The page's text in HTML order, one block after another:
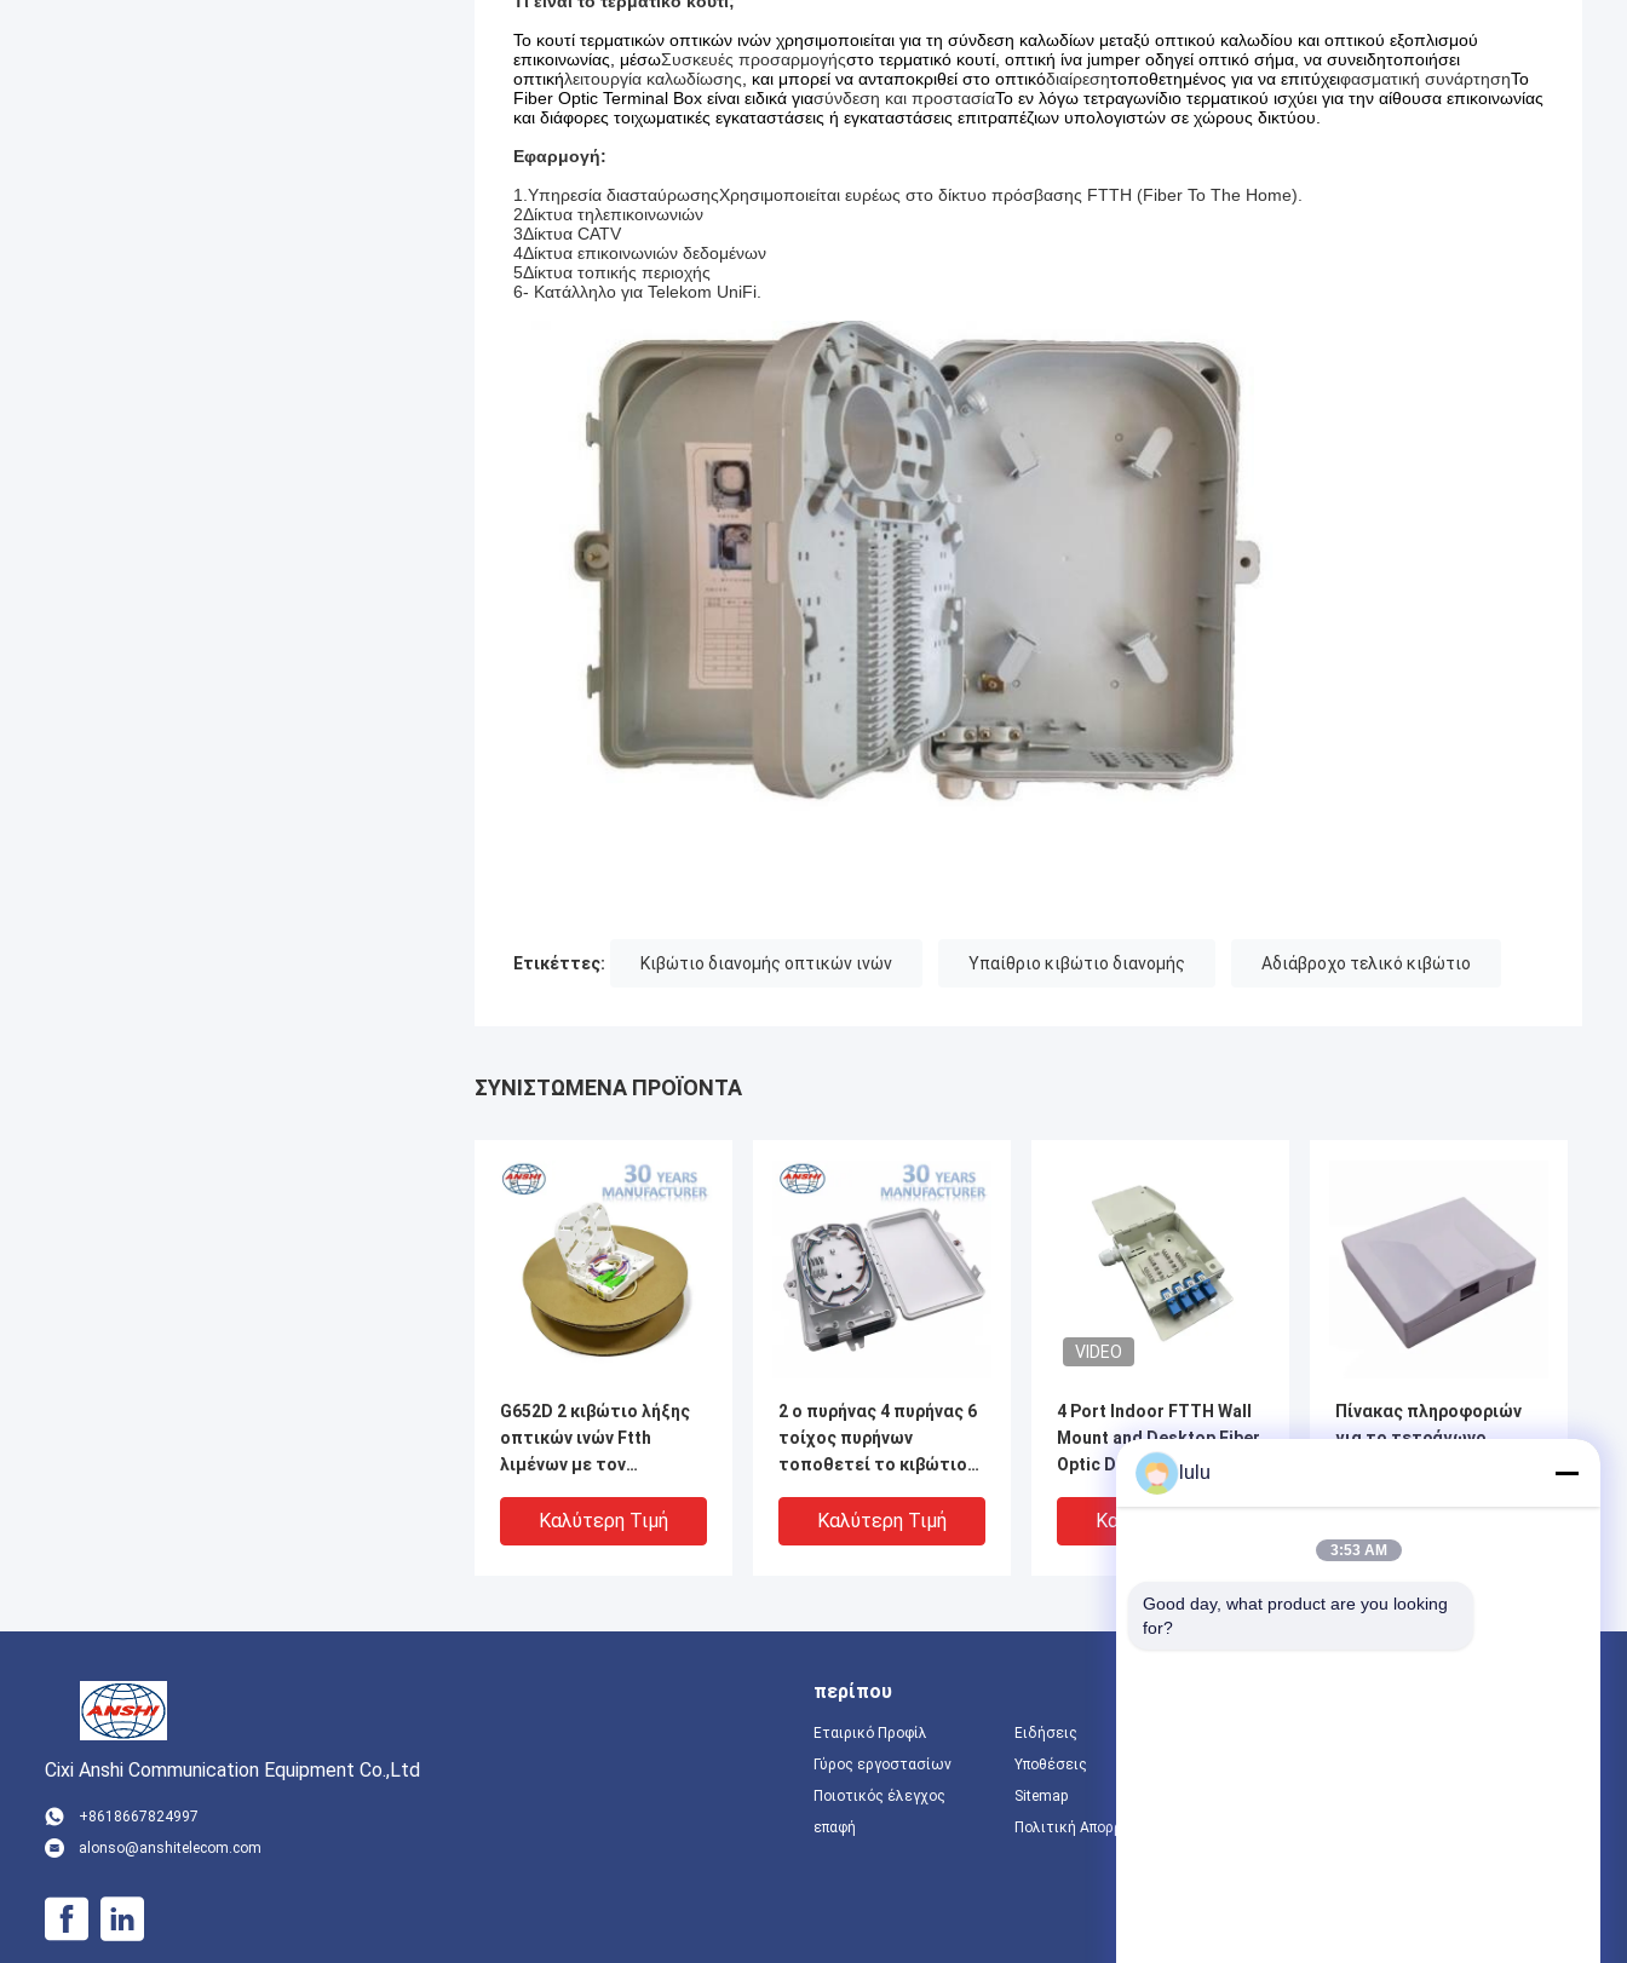
Το κουτί τερματικών οπτικών ινών χρησιμοποιείται για τη σύνδεση καλωδίων μεταξύ οπτικού καλωδίου και οπτικού εξοπλισμού
επικοινωνίας, μέσωΣυσκευές προσαρμογήςστο τερματικό κουτί, οπτική ίνα jumper οδηγεί οπτικό σήμα, να συνειδητοποιήσει
οπτικήλειτουργία καλωδίωσης , και μπορεί να ανταποκριθεί στο οπτικόδιαίρεσητοποθετημένος για να επιτύχειφασματική συνάρτησηΤο
Fiber Optic Terminal Box είναι ειδικά γιασύνδεση και προστασίαΤο εν λόγω τετραγωνίδιο τερματικού ισχύει για την αίθουσα επικοινωνίας
και διάφορες τοιχωματικές εγκαταστάσεις ή εγκαταστάσεις επιτραπέζιων υπολογιστών σε χώρους δικτύου.
Εφαρμογή:
1. Υπηρεσία διασταύρωσηςΧρησιμοποιείται ευρέως στο δίκτυο πρόσβασης FTTH (Fiber To The Home).
2Δίκτυα τηλεπικοινωνιών
3Δίκτυα CATV
4Δίκτυα επικοινωνιών δεδομένων
5Δίκτυα τοπικής περιοχής
6- Κατάλληλο για Telekom UniFi.
Ετικέττες: Κιβώτιο διανομής οπτικών ινών Υπαίθριο κιβώτιο διανομής Αδιάβροχο τελικό κιβώτιο
ΣΥΝΙΣΤΏΜΕΝΑ ΠΡΟΪΌΝΤΑ
G652D 2 κιβώτιο λήξης
οπτικών ινών Ftth
λιμένων με τον
Καλύτερη Τιμή
2 ο πυρήνας 4 πυρήνας 6
τοίχος πυρήνων
τοποθετεί το κιβώτιο
κιβωτίων λήξης
Καλύτερη Τιμή
VIDEO
4 Port Indoor FTTH Wall
Mount and Desktop Fiber
Optic Distribution Box με
προσαρμογέα SC/UPC
Καλύτερη Τιμή
Πίνακας πληροφοριών
για το τετράγωνο
Cixi Anshi Communication Equipment Co.,Ltd
+8618667824997
alonso@anshitelecom.com
περίπου
Εταιρικό Προφίλ
Γύρος εργοστασίων
Ποιοτικός έλεγχος
επαφή
Ειδήσεις
Υποθέσεις
Sitemap
Πολιτική Απορρήτου
lulu
3:53 AM
Good day, what product are you looking
for?